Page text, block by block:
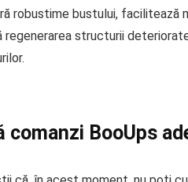
robustime bustului, facilitează
structurii
comanzi BooUps